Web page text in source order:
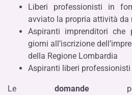
Liberi professionisti in
avviato la propria attività da
Aspiranti imprenditori che
giorni all’iscrizione
della Regione Lombardia
Aspiranti liberi
Le domande